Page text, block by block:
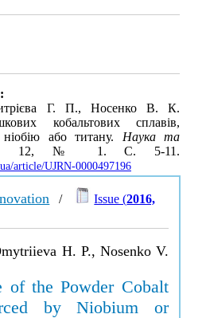
Г. П., Носенко В. К.
кобальтових сплавів,
або титану. Наука та
12, № 1. С. 5-11.
article/UJRN-0000497196
/ Issue (2016,
H. P., Nosenko V.
of the Powder Cobalt
by Niobium or